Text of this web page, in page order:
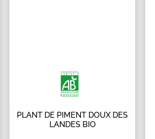
PLANT DE PIMENT DOUX DES
LANDES BIO